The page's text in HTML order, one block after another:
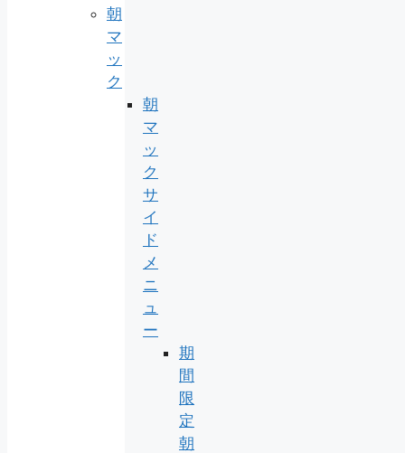
朝
マ
ッ
ク
朝
マ
ッ
ク
サ
イ
ド
メ
ニ
ュ
ー
期
間
限
定
朝